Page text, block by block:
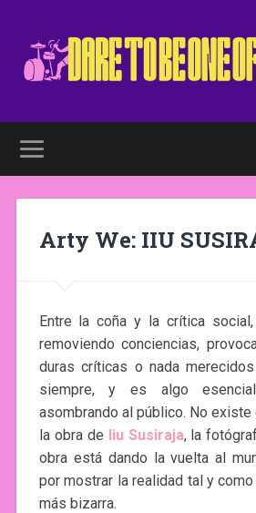
Arty We: IIU
Entre la coña y la crítica
removiendo conciencias,
duras críticas o nada
siempre, y es algo
asombrando al público. No
la obra de Iiu Susiraja, la
obra está dando la vuelta al
por mostrar la realidad tal y
más bizarra.